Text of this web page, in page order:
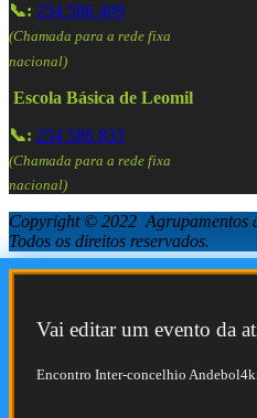
📞: 254 586 409
(Chamada para a rede fixa
nacional)
Escola Básica de Leomil
📞: 254 586 833
(Chamada para a rede fixa
nacional)
Copyright © 2022 Agrupamentos
Todos os direitos reservados.
Vai editar um evento da
Encontro Inter-concelhio